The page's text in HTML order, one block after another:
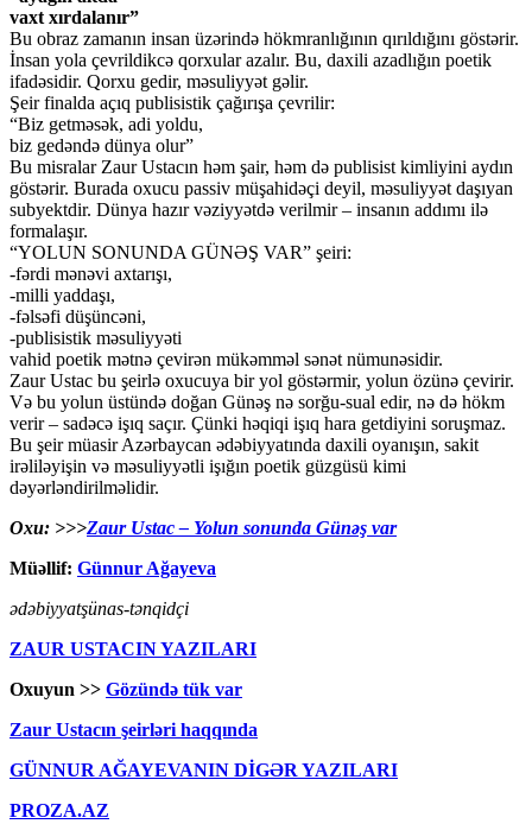
vaxt xırdalanır”
Bu obraz zamanın insan üzərində hökmranlığının qırıldığını göstərir.
İnsan yola çevrildikcə qorxular azalır. Bu, daxili azadlığın poetik
ifadəsidir. Qorxu gedir, məsuliyyət gəlir.
Şeir finalda açıq publisistik çağırışa çevrilir:
“Biz getməsək, adi yoldu,
biz gedəndə dünya olur”
Bu misralar Zaur Ustacın həm şair, həm də publisist kimliyini aydın
göstərir. Burada oxucu passiv müşahidəçi deyil, məsuliyyət daşıyan
subyektdir. Dünya hazır vəziyyətdə verilmir – insanın addımı ilə
formalaşır.
“YOLUN SONUNDA GÜNƏŞ VAR” şeiri:
-fərdi mənəvi axtarışı,
-milli yaddaşı,
-fəlsəfi düşüncəni,
-publisistik məsuliyyəti
vahid poetik mətnə çevirən mükəmməl sənət nümunəsidir.
Zaur Ustac bu şeirlə oxucuya bir yol göstərmir, yolun özünə çevirir.
Və bu yolun üstündə doğan Günəş nə sorğu-sual edir, nə də hökm
verir – sadəcə işıq saçır. Çünki həqiqi işıq hara getdiyini soruşmaz.
Bu şeir müasir Azərbaycan ədəbiyyatında daxili oyanışın, sakit
irəliləyişin və məsuliyyətli işığın poetik güzgüsü kimi
dəyərləndirilməlidir.
Oxu: >>>Zaur Ustac – Yolun sonunda Günəş var
Müəllif: Günnur Ağayeva
ədəbiyyatşünas-tənqidçi
ZAUR USTACIN YAZILARI
Oxuyun >> Gözündə tük var
Zaur Ustacın şeirləri haqqında
GÜNNUR AĞAYEVANIN DİGƏR YAZILARI
PROZA.AZ